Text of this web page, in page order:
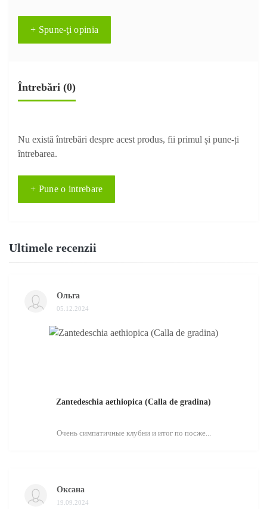
+ Spune-ţi opinia
Întrebări (0)
Nu există întrebări despre acest produs, fii primul și pune-ți
întrebarea.
+ Pune o intrebare
Ultimele recenzii
Ольга
05.12.2024
Zantedeschia aethiopica (Calla de gradina)
Очень симпатичные клубни и итог по посже...
Оксана
19.09.2024